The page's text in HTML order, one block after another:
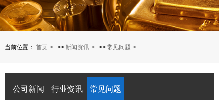
当前位置： 首页 >> 新闻资讯 >> 常见问题
公司新闻 行业资讯 常见问题